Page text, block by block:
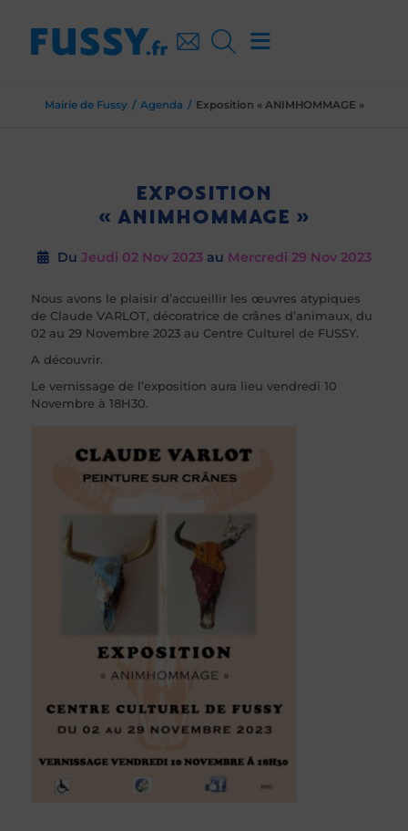
Mairie de Fussy Agenda Exposition « ANIMHOMMAGE »
EXPOSITION
« ANIMHOMMAGE »
Du Jeudi 02 Nov 2023 au Mercredi 29 Nov 2023
Nous avons le plaisir d’accueillir les œuvres atypiques
de Claude VARLOT, décoratrice de crânes d’animaux, du
02 au 29 Novembre 2023 au Centre Culturel de FUSSY.
A découvrir.
Le vernissage de l’exposition aura lieu vendredi 10
Novembre à 18H30.